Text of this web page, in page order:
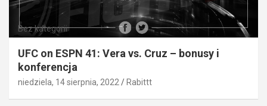
Bez kategorii
UFC on ESPN 41: Vera vs. Cruz – bonusy i
konferencja
niedziela, 14 sierpnia, 2022 Rabittt